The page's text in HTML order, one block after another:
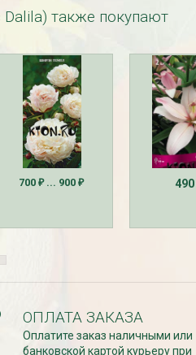
Dalila) также покупают
700₽... 900₽ 490
ОПЛАТА ЗАКАЗА
Оплатите заказ наличными или
банковской картой курьеру при